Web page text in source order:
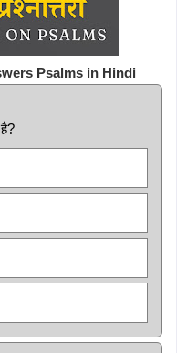
Psalms in Hindi